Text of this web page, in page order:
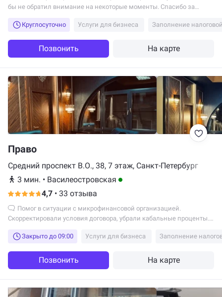
бы не обратил внимание на некоторые моменты. Спасибо за
Круглосуточно
Услуги для бизнеса Заполнение
Позвонить На карте
Право
Средний проспект В.О., 38, 7 этаж, Санкт-Петербург
3 мин. • Василеостровская
4,7 • 33 отзыва
Скорректировали условия договора, убрали кабальные проценты.
Закрыто до 09:00
Услуги для бизнеса Заполнение
Позвонить На карте